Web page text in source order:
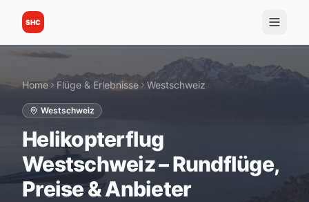
SHC
Home Flüge & Erlebnisse Westschweiz
Westschweiz
Helikopterflug
Westschweiz – Rundflüge,
Preise & Anbieter